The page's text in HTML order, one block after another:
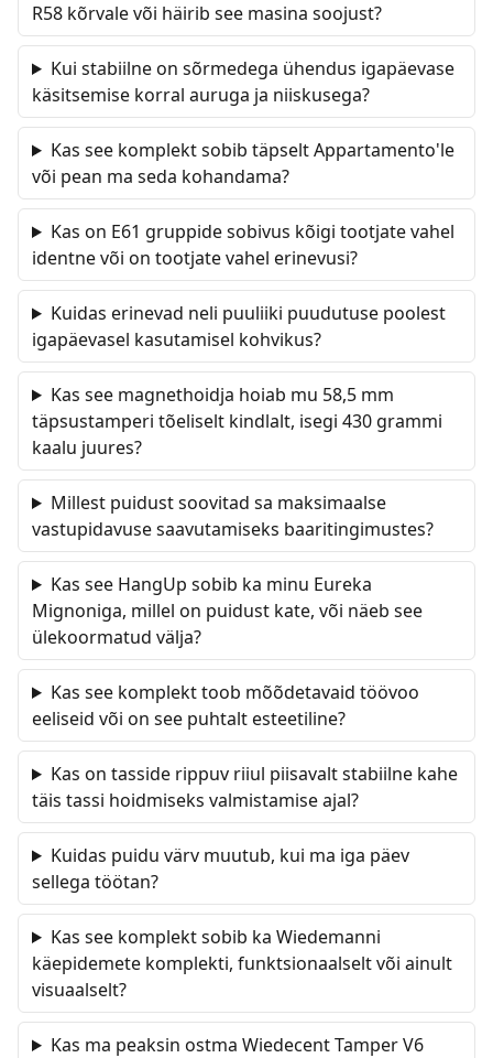
R58 kõrvale või häirib see masina soojust?
Kui stabiilne on sõrmedega ühendus igapäevase
käsitsemise korral auruga ja niiskusega?
Kas see komplekt sobib täpselt Appartamento'le
või pean ma seda kohandama?
Kas on E61 gruppide sobivus kõigi tootjate vahel
identne või on tootjate vahel erinevusi?
Kuidas erinevad neli puuliiki puudutuse poolest
igapäevasel kasutamisel kohvikus?
Kas see magnethoidja hoiab mu 58,5 mm
täpsustamperi tõeliselt kindlalt, isegi 430 grammi
kaalu juures?
Millest puidust soovitad sa maksimaalse
vastupidavuse saavutamiseks baaritingimustes?
Kas see HangUp sobib ka minu Eureka
Mignoniga, millel on puidust kate, või näeb see
ülekoormatud välja?
Kas see komplekt toob mõõdetavaid töövoo
eeliseid või on see puhtalt esteetiline?
Kas on tasside rippuv riiul piisavalt stabiilne kahe
täis tassi hoidmiseks valmistamise ajal?
Kuidas puidu värv muutub, kui ma iga päev
sellega töötan?
Kas see komplekt sobib ka Wiedemanni
käepidemete komplekti, funktsionaalselt või ainult
visuaalselt?
Kas ma peaksin ostma Wiedecent Tamper V6